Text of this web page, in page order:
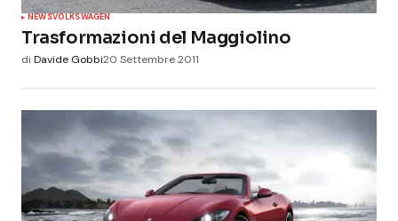
NEWSVOLKSWAGEN
Trasformazioni del Maggiolino
di Davide Gobbi20 Settembre 2011